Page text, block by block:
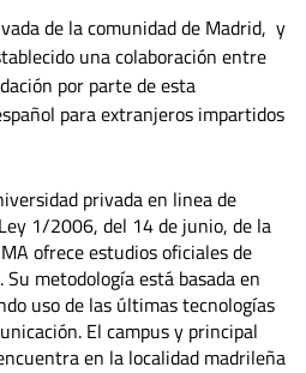
de la comunidad de Madrid, y
una colaboración entre
por parte de esta
para extranjeros impartidos
privada en linea de
1/2006, del 14 de junio, de la
ofrece estudios oficiales de
metodología está basada en
uso de las últimas tecnologías
El campus y principal
en la localidad madrileña